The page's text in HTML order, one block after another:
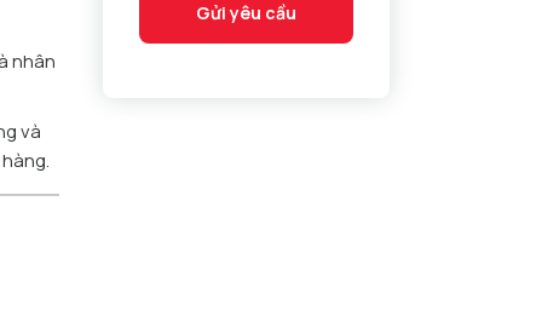
nhân
và
Gửi yêu cầu